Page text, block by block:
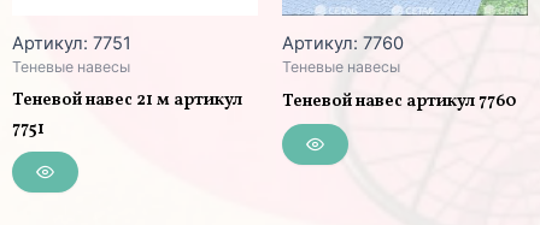
Артикул: 7751
Теневые навесы
Теневой навес 21 м артикул
7751
Артикул: 7760
Теневые навесы
Теневой навес артикул 7760